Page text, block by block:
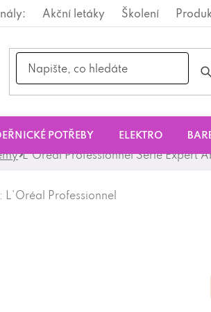
Akční letáky Školení
POTŘEBY ELEKTRO
L'Oréal Professionnel Serie Expert
L'Oréal Professionnel